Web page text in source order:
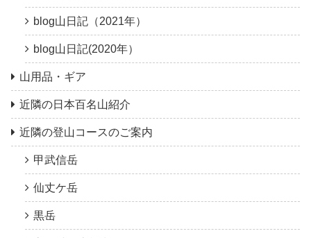
blog山日記（2021年）
blog山日記(2020年）
山用品・ギア
近隣の日本百名山紹介
近隣の登山コースのご案内
甲武信岳
仙丈ケ岳
黒岳